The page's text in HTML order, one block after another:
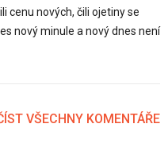
cenu nových, čili ojetiny se
nový minule a nový dnes není
VŠECHNY KOMENTÁŘE